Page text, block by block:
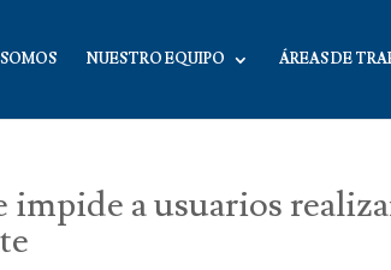
NUESTRO EQUIPO ÁREAS DE
impide a usuarios